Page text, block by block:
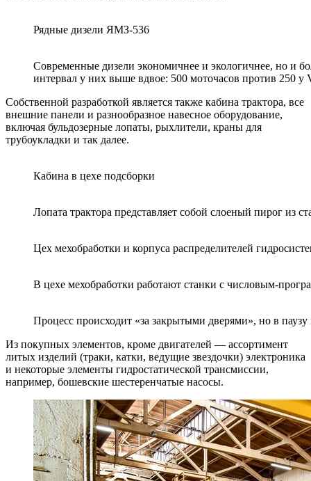
Рядные дизели ЯМЗ-536
Современные дизели экономичнее и экологичнее, но и
интервал у них выше вдвое: 500 моточасов против 250
Собственной разработкой является также кабина трактора, все
внешние панели и разнообразное навесное оборудование,
включая бульдозерные лопаты, рыхлители, краны для
трубоукладки и так далее.
Кабина в цехе подсборки
Лопата трактора представляет собой слоеный пирог из
Цех мехобработки и корпуса распределителей
В цехе мехобработки работают станки с числовым-
Процесс происходит «за закрытыми дверями», но в
Из покупных элементов, кроме двигателей — ассортимент
литых изделий (траки, катки, ведущие звездочки) электроника
и некоторые элементы гидростатической трансмиссии,
например, бошевские шестеренчатые насосы.